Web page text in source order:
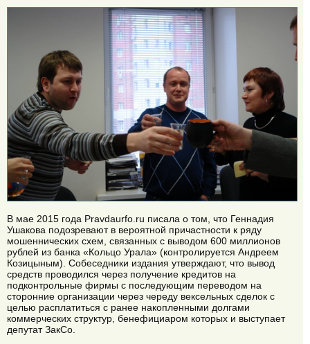
В мае 2015 года Pravdaurfo.ru писала о том, что Геннадия
Ушакова подозревают в вероятной причастности к ряду
мошеннических схем, связанных с выводом 600 миллионов
рублей из банка «Кольцо Урала» (контролируется Андреем
Козицыным). Собеседники издания утверждают, что вывод
средств проводился через получение кредитов на
подконтрольные фирмы с последующим переводом на
сторонние организации через череду вексельных сделок с
целью расплатиться с ранее накопленными долгами
коммерческих структур, бенефициаром которых и выступает
депутат ЗакСо.